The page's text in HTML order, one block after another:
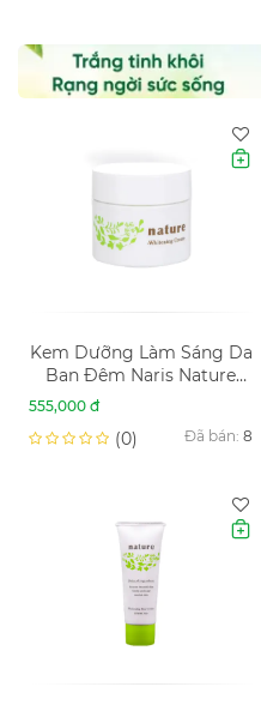
Kem Dưỡng Làm Sáng Da
Ban Đêm Naris Nature
Whitening Cream 50g
555,000 đ
(0) Đã bán: 8